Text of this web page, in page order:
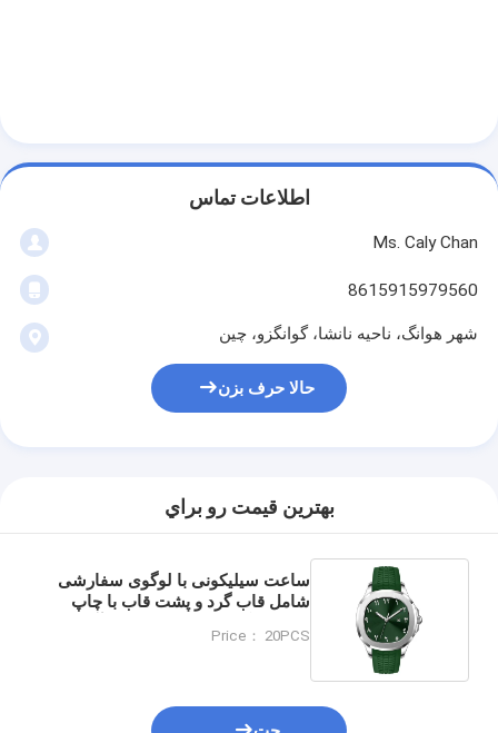
اطلاعات تماس
Ms. Caly Chan
8615915979560
شهر هوانگ، ناحیه نانشا، گوانگزو، چین
حالا حرف بزن
بهترين قيمت رو براي
ساعت سیلیکونی با لوگوی سفارشی
شامل قاب گرد و پشت قاب با چاپ
Price： 20PCS